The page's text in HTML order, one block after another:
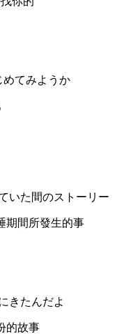
めてみようか
いた間のストーリー
期間所發生的事
きたんだよ
的故事